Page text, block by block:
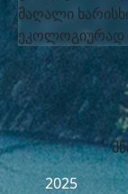
მაღალი
ეკოლოგიურად
2025